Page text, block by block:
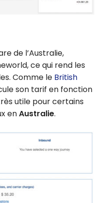
de l’Australie,
ce qui rend les
Comme le British
son tarif en fonction
utile pour certains
enAustralie.